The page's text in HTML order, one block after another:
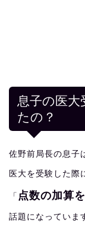
息子の医大
たの？
佐野前局長の息子
医大を受験した際
「 点数の加算
話題になっていま